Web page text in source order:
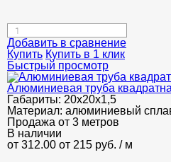
Добавить в сравнение
Купить Купить в 1 клик
Быстрый просмотр
Алюминиевая труба
Габариты: 20х20х1,5
Материал: алюминиевый
Продажа от 3 метров
В наличии
от 312.00 от 215 руб. / м